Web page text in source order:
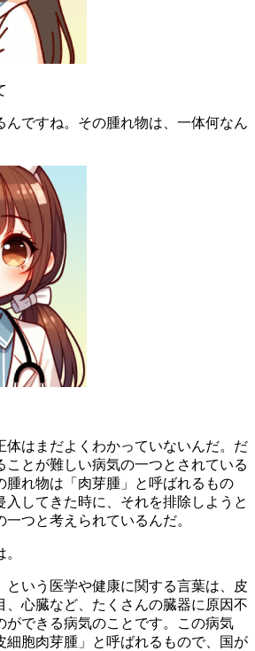
んですね。その腫れ物は、一体何なん
体はまだよくわかっていないんだ。だ
ことが難しい病気の一つとされている
腫れ物は「肉芽腫」と呼ばれるもの
入してきた時に、それを排除しようと
つと考えられているんだ。
という医学や健康に関する言葉は、皮
、心臓など、たくさんの臓器に原因不
ができる病気のことです。この病気
細胞肉芽腫」と呼ばれるもので、国が